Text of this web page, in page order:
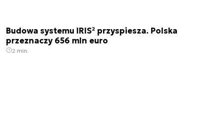
Budowa systemu IRIS² przyspiesza. Polska
przeznaczy 656 mln euro
2 min.